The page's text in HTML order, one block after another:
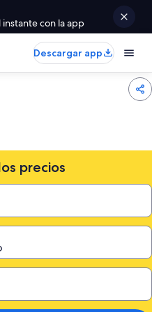
con la app
Descargar app
precios